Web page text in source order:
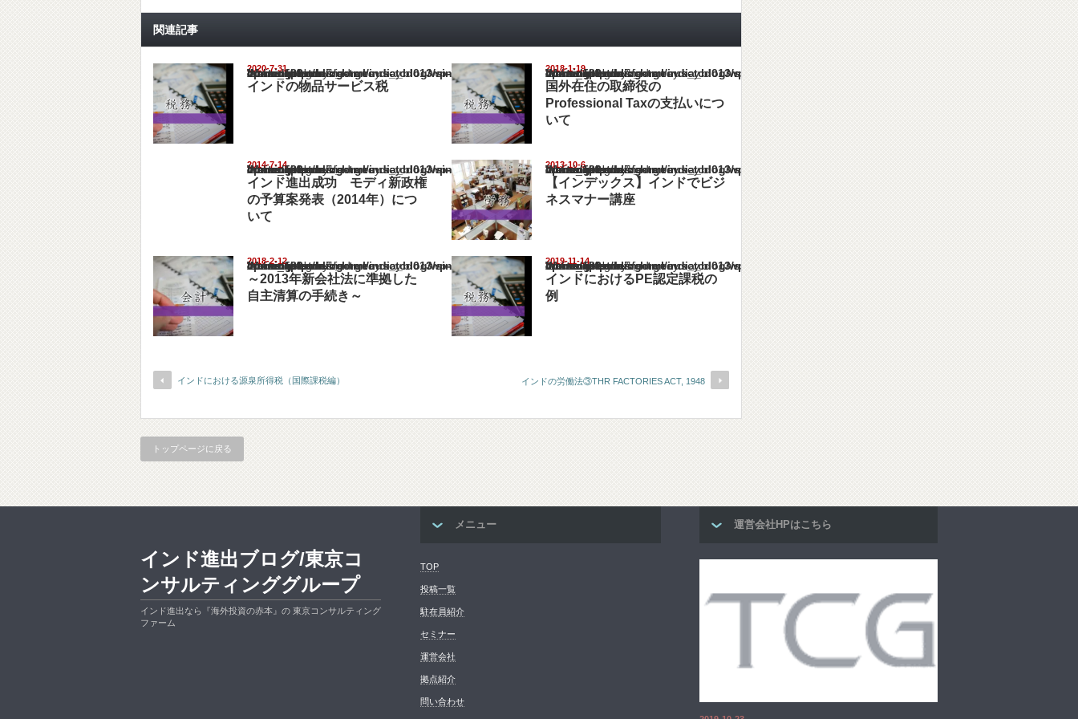
関連記事
2020-7-31
Warning
: Undefined array key "show_category" in
/home/netst/kuno-cpa.co.jp/public_html/india_blog/wp-content/themes/gorgeous_tcd013/single.php
on line183
インドの物品サービス税
2018-1-19
Warning
: Undefined array key "show_category" in
/home/netst/kuno-cpa.co.jp/public_html/india_blog/wp-content/themes/gorgeous_tcd013/single.php
on line183
国外在住の取締役の
Professional Taxの支払いにつ
いて
2014-7-14
Warning
: Undefined array key "show_category" in
/home/netst/kuno-cpa.co.jp/public_html/india_blog/wp-content/themes/gorgeous_tcd013/single.php
on line183
インド進出成功 モディ新政権
の予算案発表（2014年）につ
いて
2013-10-6
Warning
: Undefined array key "show_category" in
/home/netst/kuno-cpa.co.jp/public_html/india_blog/wp-content/themes/gorgeous_tcd013/single.php
on line183
【インデックス】インドでビジ
ネスマナー講座
2018-2-12
Warning
: Undefined array key "show_category" in
/home/netst/kuno-cpa.co.jp/public_html/india_blog/wp-content/themes/gorgeous_tcd013/single.php
on line183
～2013年新会社法に準拠した
自主清算の手続き～
2019-11-14
Warning
: Undefined array key "show_category" in
/home/netst/kuno-cpa.co.jp/public_html/india_blog/wp-content/themes/gorgeous_tcd013/single.php
on line183
インドにおけるPE認定課税の
例
インドにおける源泉所得税（国際課税編） インドの労働法③THR FACTORIES ACT, 1948
トップページに戻る
メニュー
TOP
投稿一覧
駐在員紹介
セミナー
運営会社
拠点紹介
問い合わせ
運営会社HPはこちら
インド進出ブログ/東京コ
ンサルティンググループ
インド進出なら『海外投資の赤本』の 東京コンサルティング
ファーム